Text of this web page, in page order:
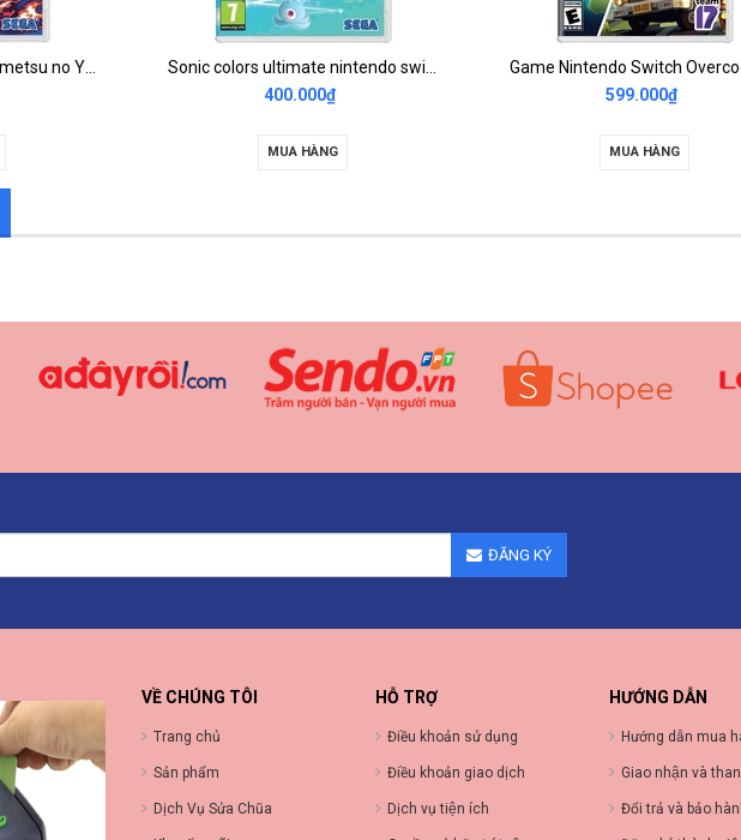
400.000₫
MUA HÀNG
599.000₫
MUA HÀNG
ĐĂNG KÝ
VỀ CHÚNG TÔI
Trang chủ
Sản phẩm
Dịch Vụ Sửa Chũa
HỖ TRỢ
Điều khoản sử dụng
Điều khoản giao dịch
Dịch vụ tiện ích
HƯỚNG DẪN
Hướng dẫn mua
Giao nhận và
Đổi trả và bảo